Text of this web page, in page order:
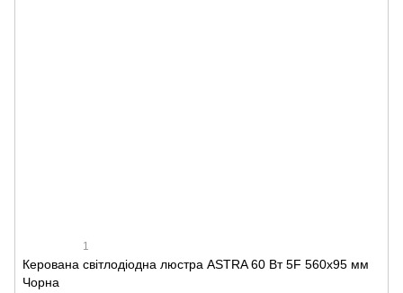
1
Керована світлодіодна люстра ASTRA 60 Вт 5F 560x95 мм
Чорна